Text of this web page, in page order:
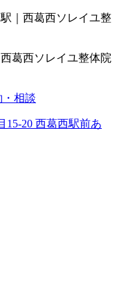
｜西葛西ソレイユ整
15-20 西葛西駅前あ